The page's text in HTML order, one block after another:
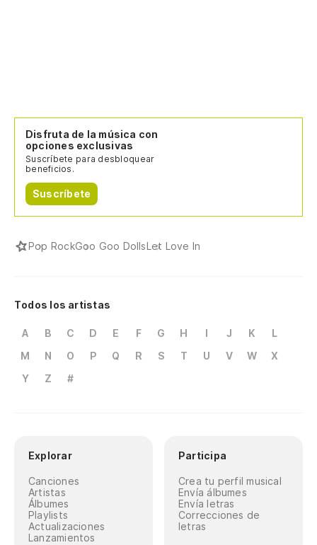
Disfruta de la música con
opciones exclusivas
Suscríbete para desbloquear
beneficios.
Suscríbete
Pop RockGoo Goo DollsLet Love In
Todos los artistas
A B C D E F G H I J K
L
M
N O P Q R S T U V W
X
Y
Z #
Explorar
Canciones
Artistas
Álbumes
Playlists
Actualizaciones
Lanzamientos
Participa
Crea tu perfil musical
Envía álbumes
Envía letras
Correcciones de
letras